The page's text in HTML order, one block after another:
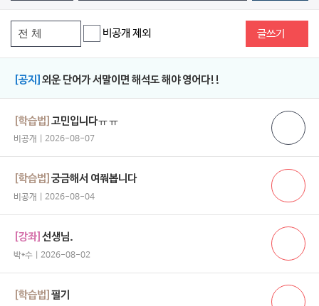
비공개 제외 글쓰기
[공지]외운 단어가 서말이면 해석도 해야 영어다!!
[학습법]고민입니다ㅠㅠ
비공개 | 2026-08-07
[학습법]궁금해서 여쭤봅니다
비공개 | 2026-08-04
[강좌]선생님.
박*수 | 2026-08-02
[학습법]필기